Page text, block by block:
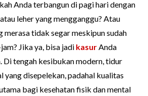
Anda terbangun di pagi hari dengan
leher yang mengganggu? Atau
merasa tidak segar meskipun sudah
Jika ya, bisa jadi kasurAnda
Di tengah kesibukan modern, tidur
yang disepelekan, padahal kualitas
bagi kesehatan fisik dan mental